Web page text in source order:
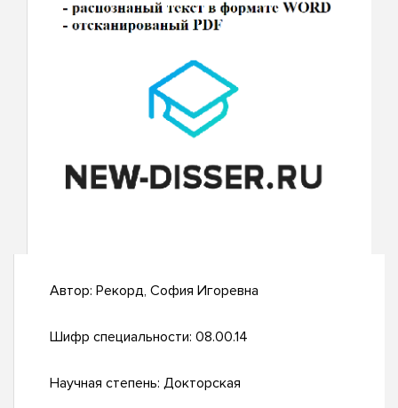
Автор: Рекорд, София Игоревна
Шифр специальности: 08.00.14
Научная степень: Докторская